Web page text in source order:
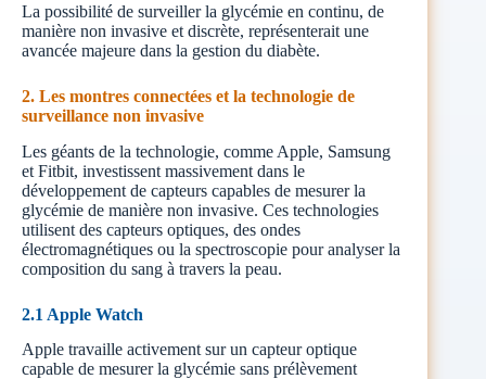
La possibilité de surveiller la glycémie en continu, de
manière non invasive et discrète, représenterait une
avancée majeure dans la gestion du diabète.
2. Les montres connectées et la technologie de
surveillance non invasive
Les géants de la technologie, comme Apple, Samsung
et Fitbit, investissent massivement dans le
développement de capteurs capables de mesurer la
glycémie de manière non invasive. Ces technologies
utilisent des capteurs optiques, des ondes
électromagnétiques ou la spectroscopie pour analyser la
composition du sang à travers la peau.
2.1 Apple Watch
Apple travaille activement sur un capteur optique
capable de mesurer la glycémie sans prélèvement